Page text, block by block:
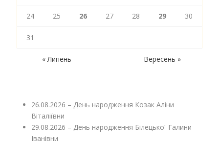
24 25 26 27 28 29 30
31
« Липень Вересень »
26.08.2026 – День народження Козак Аліни
Віталіївни
29.08.2026 – День народження Білецької Галини
Іванівни